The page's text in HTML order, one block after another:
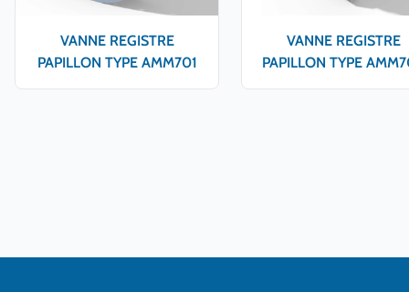
VANNE REGISTRE
PAPILLON TYPE AMM701
VANNE REGISTRE
PAPILLON TYPE